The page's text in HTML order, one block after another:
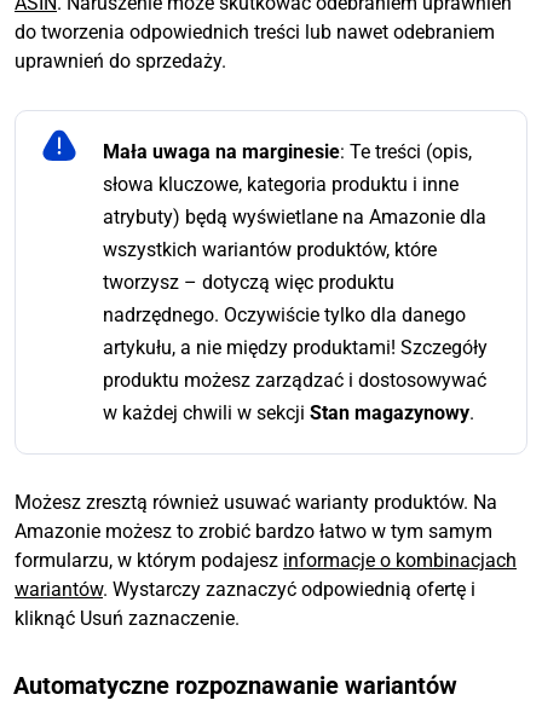
do tworzenia odpowiednich treści lub nawet odebraniem
uprawnień do sprzedaży.
Mała uwaga na marginesie: Te treści (opis,
słowa kluczowe, kategoria produktu i inne
atrybuty) będą wyświetlane na Amazonie dla
wszystkich wariantów produktów, które
tworzysz – dotyczą więc produktu
nadrzędnego. Oczywiście tylko dla danego
artykułu, a nie między produktami! Szczegóły
produktu możesz zarządzać i dostosowywać
w każdej chwili w sekcji Stan magazynowy.
Możesz zresztą również usuwać warianty produktów. Na
Amazonie możesz to zrobić bardzo łatwo w tym samym
formularzu, w którym podajesz informacje o kombinacjach
wariantów. Wystarczy zaznaczyć odpowiednią ofertę i
kliknąć Usuń zaznaczenie.
Automatyczne rozpoznawanie wariantów